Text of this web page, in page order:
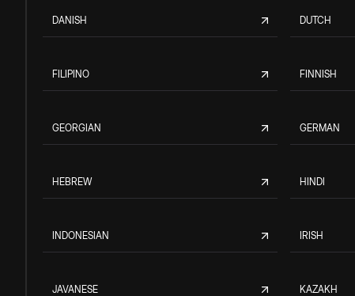
DANISH DUTCH
FILIPINO FINNISH
GEORGIAN GERMAN
HEBREW HINDI
INDONESIAN IRISH
JAVANESE KAZAKH